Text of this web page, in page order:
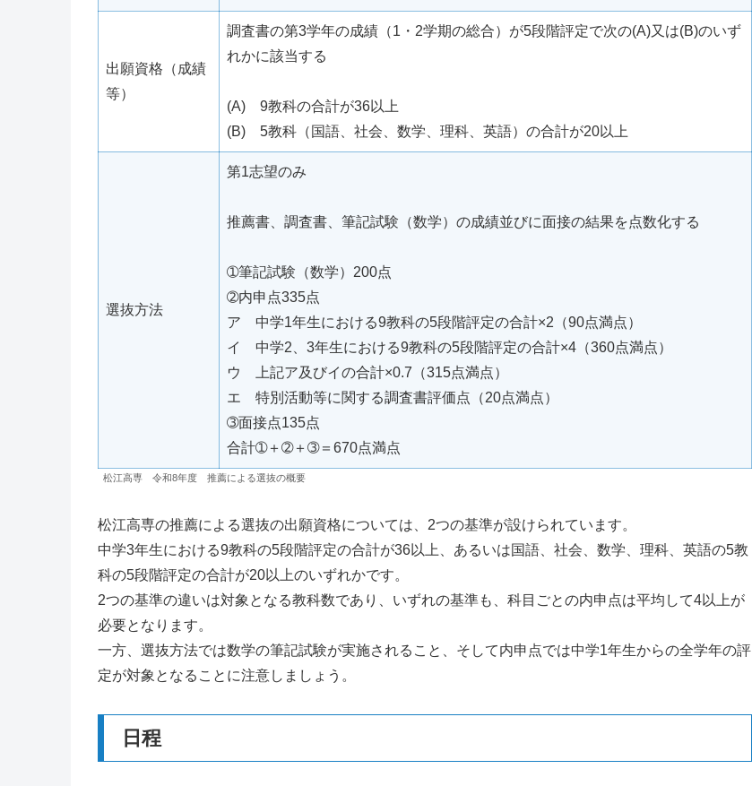
出願資格（成績
等）
調査書の第3学年の成績（1・2学期の総合）が5段階評定で次の(A)又は(B)のいず
れかに該当する
(A) 9教科の合計が36以上
(B) 5教科（国語、社会、数学、理科、英語）の合計が20以上
選抜方法
第1志望のみ
推薦書、調査書、筆記試験（数学）の成績並びに面接の結果を点数化する
➀筆記試験（数学）200点
➁内申点335点
ア 中学1年生における9教科の5段階評定の合計×2（90点満点）
イ 中学2、3年生における9教科の5段階評定の合計×4（360点満点）
ウ 上記ア及びイの合計×0.7（315点満点）
エ 特別活動等に関する調査書評価点（20点満点）
➂面接点135点
合計➀＋➁＋➂＝670点満点
松江高専 令和8年度 推薦による選抜の概要
松江高専の推薦による選抜の出願資格については、2つの基準が設けられています。
中学3年生における9教科の5段階評定の合計が36以上、あるいは国語、社会、数学、理科、英語の5教
科の5段階評定の合計が20以上のいずれかです。
2つの基準の違いは対象となる教科数であり、いずれの基準も、科目ごとの内申点は平均して4以上が
必要となります。
一方、選抜方法では数学の筆記試験が実施されること、そして内申点では中学1年生からの全学年の評
定が対象となることに注意しましょう。
日程